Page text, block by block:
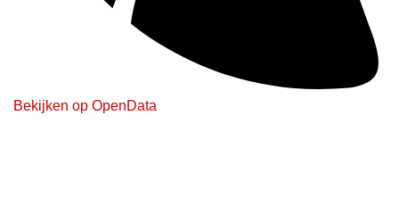
Bekijken op OpenData